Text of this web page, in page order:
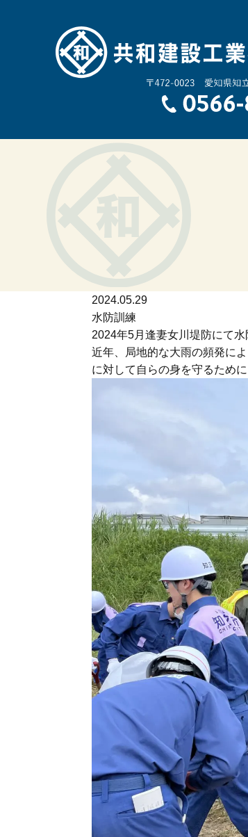
2024.05.29
水防訓練
2024年5月逢妻女川堤防にて水
近年、局地的な大雨の頻発に
に対して自らの身を守るため